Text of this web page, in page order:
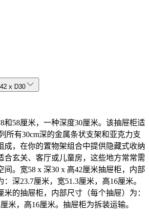
x D30
和58厘米，一种深度30厘米。该抽屉柜适
所有30cm深的金属条状支架和亚克力支
成，在你的置物架组合中提供隐藏式收纳
合玄关、客厅或儿童房，这些地方常常需
间。宽58 x 深30 x 高42厘米抽屉柜，内部
深23.7厘米，宽51.3厘米，高16厘米。
米的抽屉柜，内部尺寸（每个抽屉）为：
米，高16厘米。抽屉柜为拆装运输。